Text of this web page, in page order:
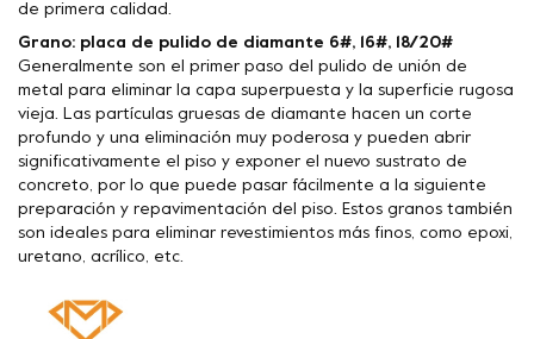
de primera calidad.
Grano: placa de pulido de diamante 6#, 16#, 18/20#
Generalmente son el primer paso del pulido de unión de
metal para eliminar la capa superpuesta y la superficie rugosa
vieja. Las partículas gruesas de diamante hacen un corte
profundo y una eliminación muy poderosa y pueden abrir
significativamente el piso y exponer el nuevo sustrato de
concreto, por lo que puede pasar fácilmente a la siguiente
preparación y repavimentación del piso. Estos granos también
son ideales para eliminar revestimientos más finos, como epoxi,
uretano, acrílico, etc.